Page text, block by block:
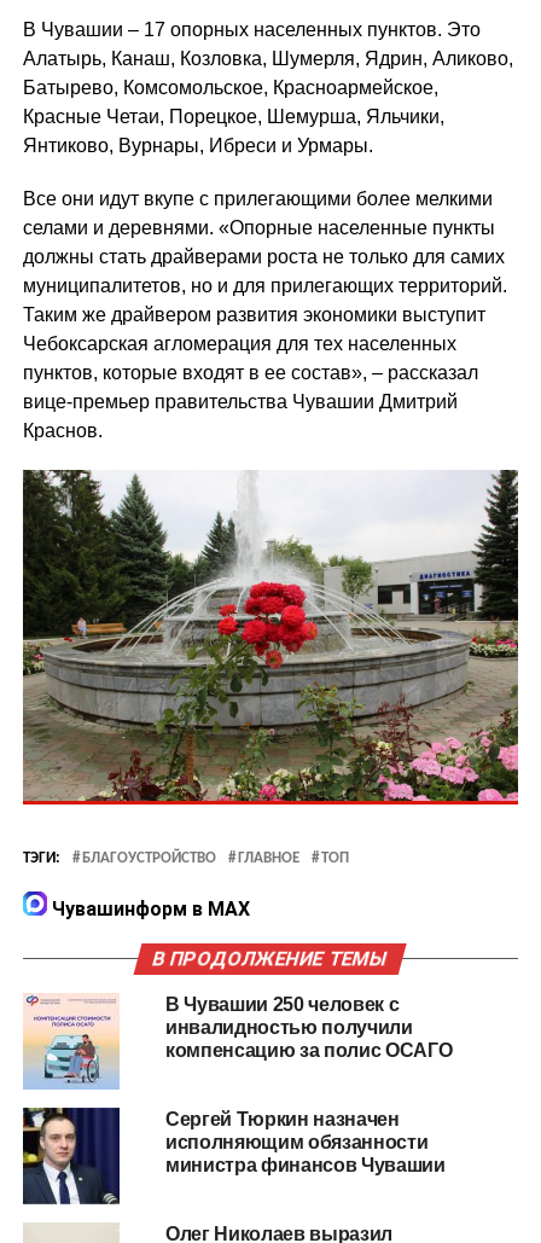
В Чувашии – 17 опорных населенных пунктов. Это
Алатырь, Канаш, Козловка, Шумерля, Ядрин, Аликово,
Батырево, Комсомольское, Красноармейское,
Красные Четаи, Порецкое, Шемурша, Яльчики,
Янтиково, Вурнары, Ибреси и Урмары.
Все они идут вкупе с прилегающими более мелкими
селами и деревнями. «Опорные населенные пункты
должны стать драйверами роста не только для самих
муниципалитетов, но и для прилегающих территорий.
Таким же драйвером развития экономики выступит
Чебоксарская агломерация для тех населенных
пунктов, которые входят в ее состав», – рассказал
вице-премьер правительства Чувашии Дмитрий
Краснов.
ТЭГИ: БЛАГОУСТРОЙСТВО ГЛАВНОЕ ТОП
Чувашинформ в MAX
В ПРОДОЛЖЕНИЕ ТЕМЫ
В Чувашии 250 человек с
инвалидностью получили
компенсацию за полис ОСАГО
Сергей Тюркин назначен
исполняющим обязанности
министра финансов Чувашии
Олег Николаев выразил